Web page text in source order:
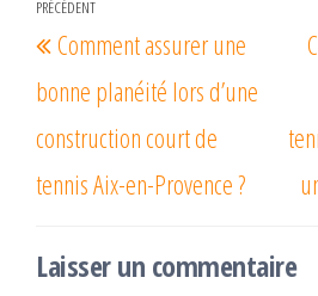
Navigation
de
l’article
Article
précédent
PRÉCÉDENT
Comment assurer une
bonne planéité lors d’une
construction court de
tennis Aix-en-Provence ?
Laisser un commentaire